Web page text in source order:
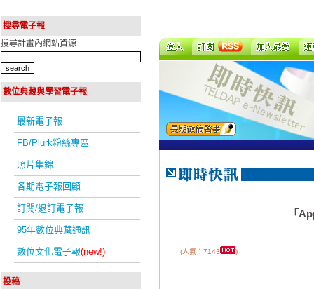
搜尋電子報
搜尋計畫內網站資源
數位典藏與學習電子報
最新電子報
FB/Plurk粉絲專區
照片集錦
各期電子報回顧
訂閱/退訂電子報
95年數位典藏通訊
數位文化電子報(new!)
投稿
「
(人氣：7143 )